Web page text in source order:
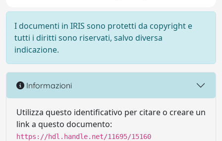
I documenti in IRIS sono protetti da copyright e
tutti i diritti sono riservati, salvo diversa
indicazione.
Informazioni
Utilizza questo identificativo per citare o creare un
link a questo documento:
https://hdl.handle.net/11695/15160